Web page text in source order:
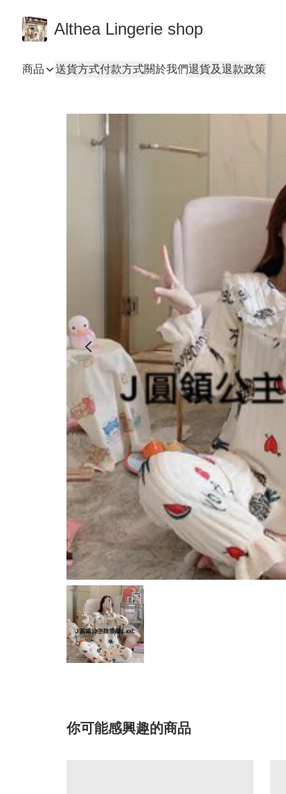
Althea Lingerie shop
商品 送貨方式付款方式關於我們退貨及退款政策
你可能感興趣的商品